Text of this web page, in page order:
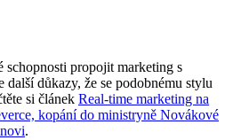
schopnosti propojit marketing s
důkazy, že se podobnému stylu
si článek Real-time marketing na
kopání do ministryně Novákové
.